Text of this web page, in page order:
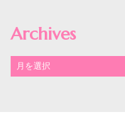
Archives